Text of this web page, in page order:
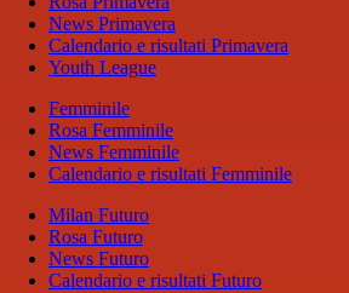
News Primavera
Calendario e risultati Primavera
Youth League
Femminile
Rosa Femminile
News Femminile
Calendario e risultati Femminile
Milan Futuro
Rosa Futuro
News Futuro
Calendario e risultati Futuro